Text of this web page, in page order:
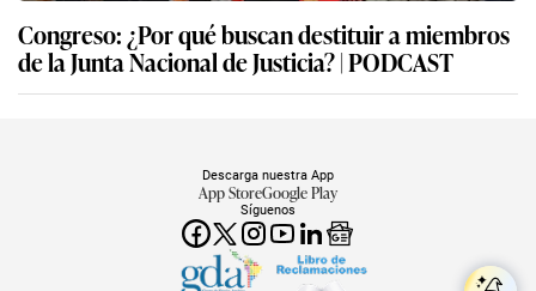
Congreso: ¿Por qué buscan destituir a miembros
de la Junta Nacional de Justicia? | PODCAST
Síguenos
Descarga nuestra App
App StoreGoogle Play